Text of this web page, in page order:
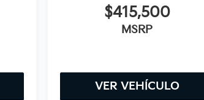
$415,500
MSRP
VER VEHÍCULO